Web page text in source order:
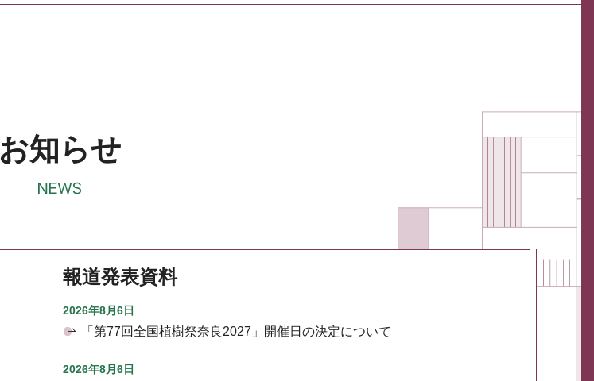
お知らせ
報道発表資料
2026年8月6日
「第77回全国植樹祭奈良2027」開催日の決定について
2026年8月6日